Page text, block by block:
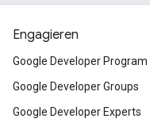
Engagieren
Google Developer Program
Google Developer Groups
Google Developer Experts